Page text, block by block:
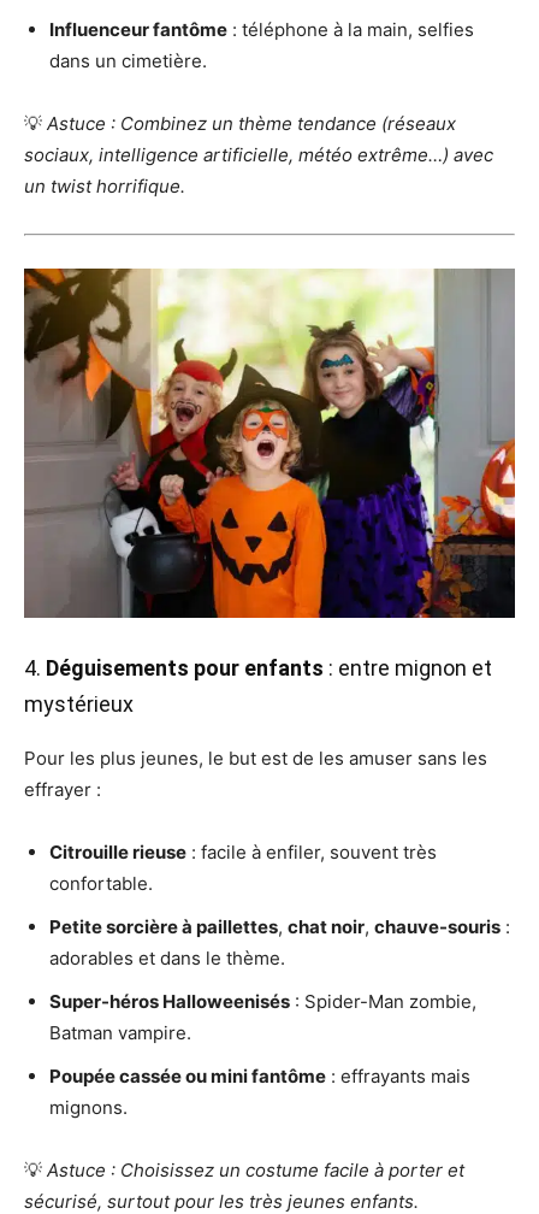
Influenceur fantôme : téléphone à la main, selfies
dans un cimetière.
💡 Astuce : Combinez un thème tendance (réseaux
sociaux, intelligence artificielle, météo extrême…) avec
un twist horrifique.
4. Déguisements pour enfants : entre mignon et
mystérieux
Pour les plus jeunes, le but est de les amuser sans les
effrayer :
Citrouille rieuse : facile à enfiler, souvent très
confortable.
Petite sorcière à paillettes, chat noir, chauve-souris :
adorables et dans le thème.
Super-héros Halloweenisés : Spider-Man zombie,
Batman vampire.
Poupée cassée ou mini fantôme : effrayants mais
mignons.
💡 Astuce : Choisissez un costume facile à porter et
sécurisé, surtout pour les très jeunes enfants.